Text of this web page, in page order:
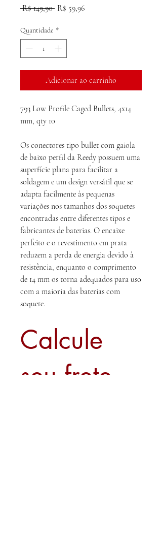
R$ 149,90 Preço
R$ 59,96Preço
Quantidade *
Adicionar ao carrinho
793 Low Profile Caged Bullets, 4x14
mm, qty 10
Os conectores tipo bullet com gaiola
de baixo perfil da Reedy possuem uma
superfície plana para facilitar a
soldagem e um design versátil que se
adapta facilmente às pequenas
variações nos tamanhos dos soquetes
encontradas entre diferentes tipos e
fabricantes de baterias. O encaixe
perfeito e o revestimento em prata
reduzem a perda de energia devido à
resistência, enquanto o comprimento
de 14 mm os torna adequados para uso
com a maioria das baterias com
soquete.
Calcule
seu frete